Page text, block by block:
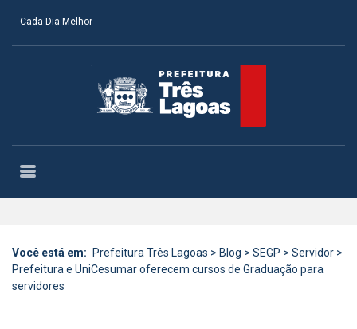
Cada Dia Melhor
Você está em: Prefeitura Três Lagoas > Blog > SEGP > Servidor >
Prefeitura e UniCesumar oferecem cursos de Graduação para
servidores